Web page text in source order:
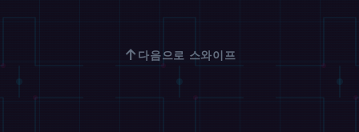
↑ 다음으로 스와이프